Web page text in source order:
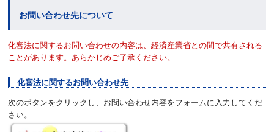
お問い合わせ先について
化審法に関するお問い合わせの内容は、経済産業省との間で共有される
ことがあります。あらかじめご了承ください。
化審法に関するお問い合わせ先
次のボタンをクリックし、お問い合わせ内容をフォームに入力してくだ
さい。